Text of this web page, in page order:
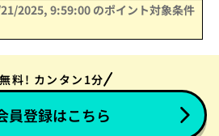
2025, 9:59:00 のポイント対象条件
料! カンタン1分
員登録はこちら